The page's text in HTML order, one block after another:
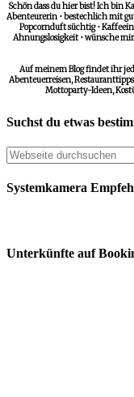
Schön dass du hier bist! Ich bin
Abenteurerin • bestechlich mit
Popcornduft süchtig •
Ahnungslosigkeit • wünsche
Auf meinem Blog findet ihr
Abenteuerreisen,
Mottoparty-Ideen,
Suchst du etwas
Systemkamera
Unterkünfte auf